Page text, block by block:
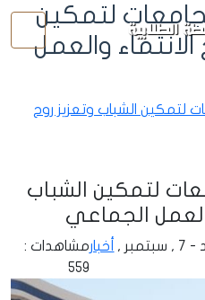
الطلابية لتمكين
والعمل
لتمكين الشباب وتعزيز روح
لتمكين الشباب
الجماعي
أضيف في : الأحد - 7 , سبتمبر ,
أخبارمشاهدات :
559